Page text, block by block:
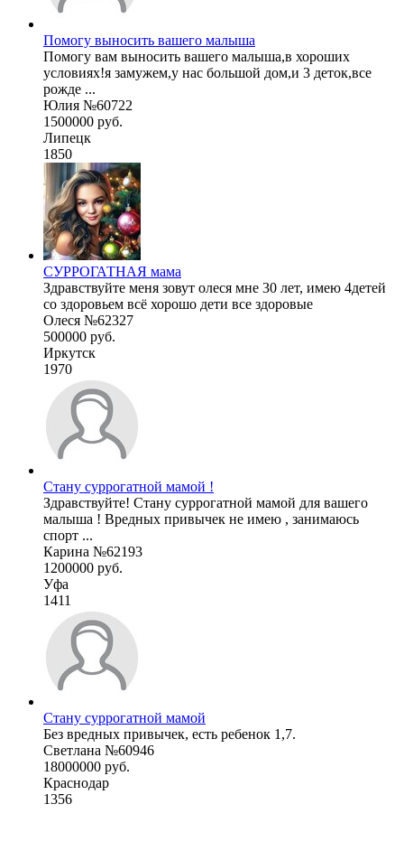
Помогу выносить вашего малыша
Помогу вам выносить вашего малыша,в хороших
условиях!я замужем,у нас большой дом,и 3 деток,все
рожде ...
Юлия №60722
1500000 руб.
Липецк
1850
СУРРОГАТНАЯ мама
Здравствуйте меня зовут олеся мне 30 лет, имею 4детей
со здоровьем всё хорошо дети все здоровые
Олеся №62327
500000 руб.
Иркутск
1970
Стану суррогатной мамой !
Здравствуйте! Стану суррогатной мамой для вашего
малыша ! Вредных привычек не имею , занимаюсь
спорт ...
Карина №62193
1200000 руб.
Уфа
1411
Стану суррогатной мамой
Без вредных привычек, есть ребенок 1,7.
Светлана №60946
18000000 руб.
Краснодар
1356